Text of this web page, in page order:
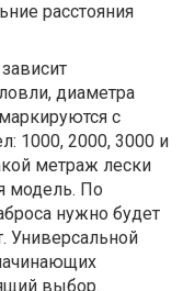
расстояния
диаметра
с
1000, 2000, 3000 и
метраж лески
модель. По
нужно будет
Универсальной
выбор.